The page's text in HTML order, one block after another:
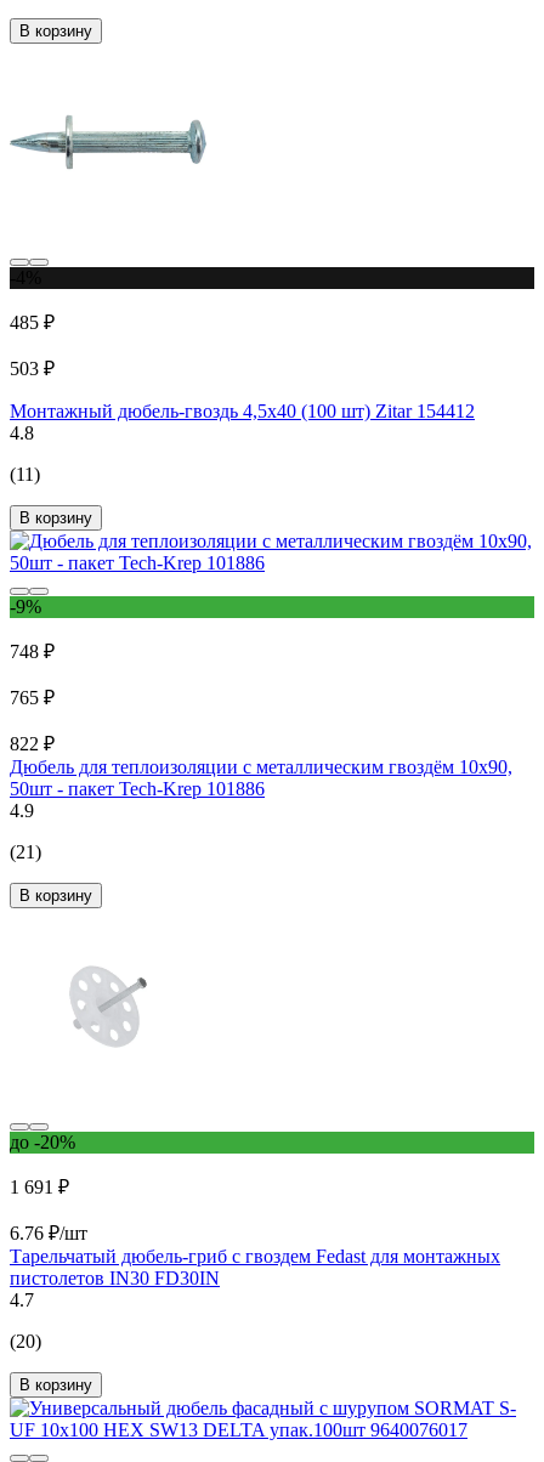
В корзину
485 ₽
503 ₽
Монтажный дюбель-гвоздь 4,5x40 (100 шт) Zitar 154412
4.8
(11)
В корзину
-9%
748 ₽
765 ₽
822 ₽
Дюбель для теплоизоляции с металлическим гвоздём 10х90,
50шт - пакет Tech-Krep 101886
4.9
(21)
В корзину
до -20%
1 691 ₽
6.76 ₽/шт
Тарельчатый дюбель-гриб с гвоздем Fedast для монтажных
пистолетов IN30 FD30IN
4.7
(20)
В корзину